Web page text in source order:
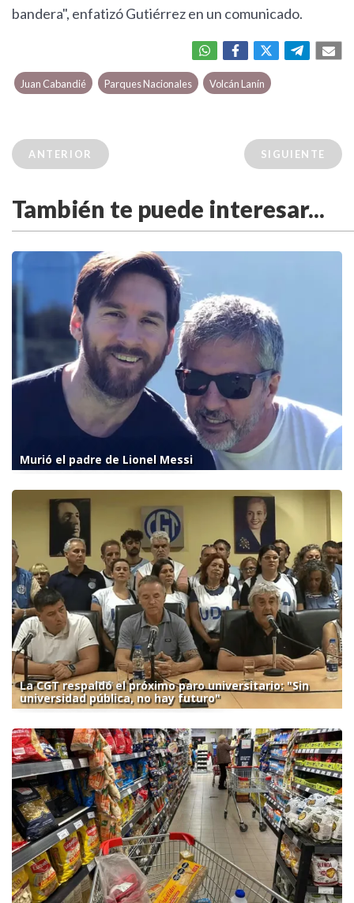
bandera", enfatizó Gutiérrez en un comunicado.
Juan Cabandié Parques Nacionales Volcán Lanín
ANTERIOR SIGUIENTE
También te puede interesar...
Murió el padre de Lionel Messi
La CGT respaldó el próximo paro universitario: "Sin
universidad pública, no hay futuro"